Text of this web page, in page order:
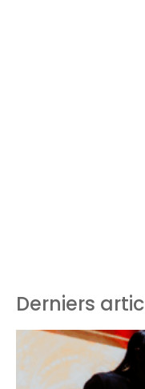
Derniers